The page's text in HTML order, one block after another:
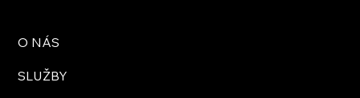
O NÁS
SLUŽBY